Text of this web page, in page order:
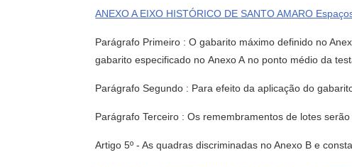
ANEXO A EIXO HISTÓRICO DE SANTO AMARO
Parágrafo Primeiro : O gabarito máximo definido no
gabarito especificado no Anexo A no ponto médio da
Parágrafo Segundo : Para efeito da aplicação do
Parágrafo Terceiro : Os remembramentos de lotes
Artigo 5º - As quadras discriminadas no Anexo B e